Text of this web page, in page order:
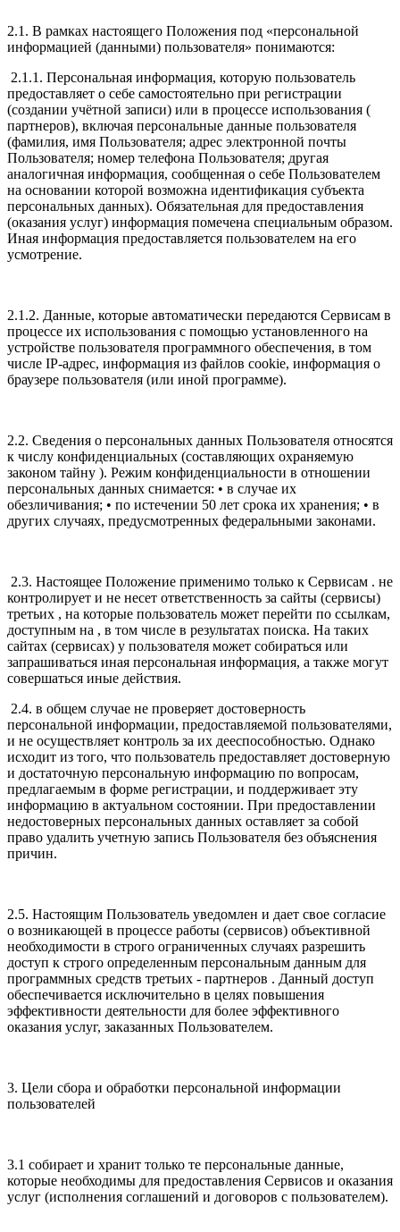
2.1. В рамках настоящего Положения под «персональной
информацией (данными) пользователя» понимаются:
2.1.1. Персональная информация, которую пользователь
предоставляет о себе самостоятельно при регистрации
(создании учётной записи) или в процессе использования (
партнеров), включая персональные данные пользователя
(фамилия, имя Пользователя; адрес электронной почты
Пользователя; номер телефона Пользователя; другая
аналогичная информация, сообщенная о себе Пользователем
на основании которой возможна идентификация субъекта
персональных данных). Обязательная для предоставления
(оказания услуг) информация помечена специальным образом.
Иная информация предоставляется пользователем на его
усмотрение.
2.1.2. Данные, которые автоматически передаются Сервисам в
процессе их использования с помощью установленного на
устройстве пользователя программного обеспечения, в том
числе IP-адрес, информация из файлов cookie, информация о
браузере пользователя (или иной программе).
2.2. Сведения о персональных данных Пользователя относятся
к числу конфиденциальных (составляющих охраняемую
законом тайну ). Режим конфиденциальности в отношении
персональных данных снимается: • в случае их
обезличивания; • по истечении 50 лет срока их хранения; • в
других случаях, предусмотренных федеральными законами.
2.3. Настоящее Положение применимо только к Сервисам . не
контролирует и не несет ответственность за сайты (сервисы)
третьих , на которые пользователь может перейти по ссылкам,
доступным на , в том числе в результатах поиска. На таких
сайтах (сервисах) у пользователя может собираться или
запрашиваться иная персональная информация, а также могут
совершаться иные действия.
2.4. в общем случае не проверяет достоверность
персональной информации, предоставляемой пользователями,
и не осуществляет контроль за их дееспособностью. Однако
исходит из того, что пользователь предоставляет достоверную
и достаточную персональную информацию по вопросам,
предлагаемым в форме регистрации, и поддерживает эту
информацию в актуальном состоянии. При предоставлении
недостоверных персональных данных оставляет за собой
право удалить учетную запись Пользователя без объяснения
причин.
2.5. Настоящим Пользователь уведомлен и дает свое согласие
о возникающей в процессе работы (сервисов) объективной
необходимости в строго ограниченных случаях разрешить
доступ к строго определенным персональным данным для
программных средств третьих - партнеров . Данный доступ
обеспечивается исключительно в целях повышения
эффективности деятельности для более эффективного
оказания услуг, заказанных Пользователем.
3. Цели сбора и обработки персональной информации
пользователей
3.1 собирает и хранит только те персональные данные,
которые необходимы для предоставления Сервисов и оказания
услуг (исполнения соглашений и договоров с пользователем).